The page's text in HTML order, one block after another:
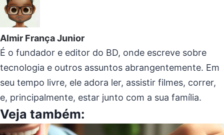
Almir França Junior
É o fundador e editor do BD, onde escreve sobre
tecnologia e outros assuntos abrangentemente. Em
seu tempo livre, ele adora ler, assistir filmes, correr,
e, principalmente, estar junto com a sua família.
Veja também: